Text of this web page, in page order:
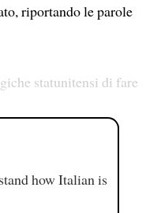
riportando le parole
statunitensi di fare
how Italian is